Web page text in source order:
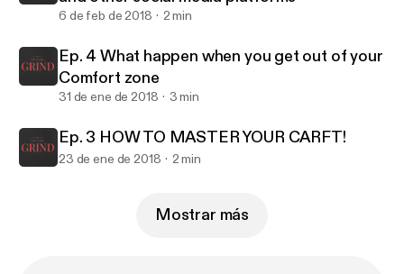
6 de feb de 2018 2 min
Ep. 4 What happen when you get out of your
Comfort zone
31 de ene de 2018 3 min
Ep. 3 HOW TO MASTER YOUR CARFT!
23 de ene de 2018 2 min
Mostrar más